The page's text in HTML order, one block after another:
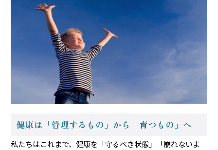
健康は「管理するもの」から「育つもの」へ
私たちはこれまで、健康を「守るべき状態」「崩れないよ